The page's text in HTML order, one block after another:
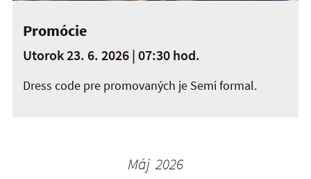
Promócie
Utorok 23. 6. 2026 | 07:30 hod.
Dress code pre promovaných je Semi formal.
Máj 2026